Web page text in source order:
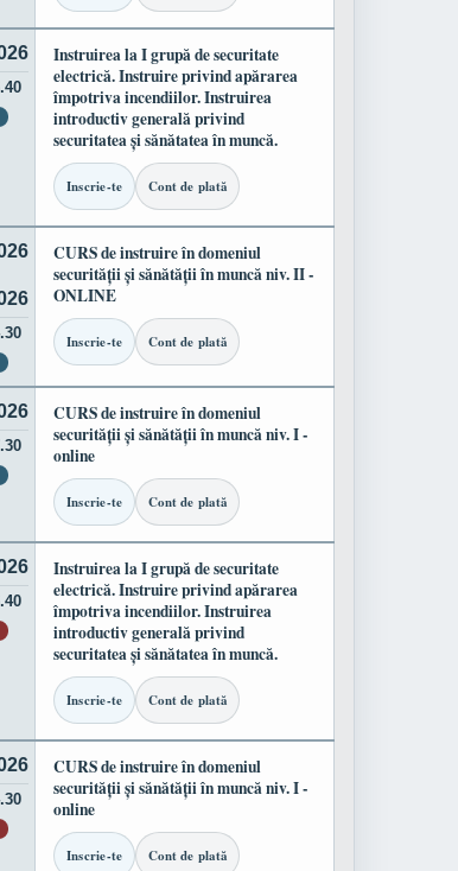
Instruirea la I grupă de securitate
electrică. Instruire privind apărarea
împotriva incendiilor. Instruirea
introductiv generală privind
securitatea și sănătatea în muncă.
Inscrie-te Cont de plată
CURS de instruire în domeniul
securității și sănătății în muncă niv. II -
ONLINE
Inscrie-te Cont de plată
CURS de instruire în domeniul
securității și sănătății în muncă niv. I -
online
Inscrie-te Cont de plată
Instruirea la I grupă de securitate
electrică. Instruire privind apărarea
împotriva incendiilor. Instruirea
introductiv generală privind
securitatea și sănătatea în muncă.
Inscrie-te Cont de plată
CURS de instruire în domeniul
securității și sănătății în muncă niv. I -
online
Inscrie-te Cont de plată